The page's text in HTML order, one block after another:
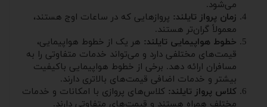
می‌شود.
زمان پرواز تایلند: پروازهایی که در ساعات اوج هستند،
معمولاً گران‌تر هستند.
خطوط هواپیمایی تایلند: هر یک از خطوط هواپیمایی،
قیمت‌های مختلفی دارد و می‌تواند خدمات متفاوتی را به
مسافران ارائه دهد. برخی از خطوط هواپیمایی باکیفیت
بیشتر و خدمات اضافی قیمت‌های بالاتری دارند.
کلاس پرواز تایلند: کلاس‌های پروازی با امکانات و خدمات
مختلف همراه هستند و قیمت‌های متفاوتی دارند.